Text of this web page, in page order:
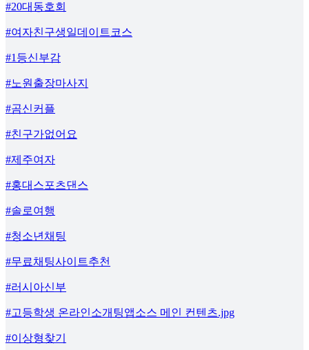
#20대동호회
#여자친구생일데이트코스
#1등신부감
#노원출장마사지
#곰신커플
#친구가없어요
#제주여자
#홍대스포츠댄스
#솔로여행
#청소년채팅
#무료채팅사이트추천
#러시아신부
#고등학생 온라인소개팅앱소스 메인 컨텐츠.jpg
#이상형찾기